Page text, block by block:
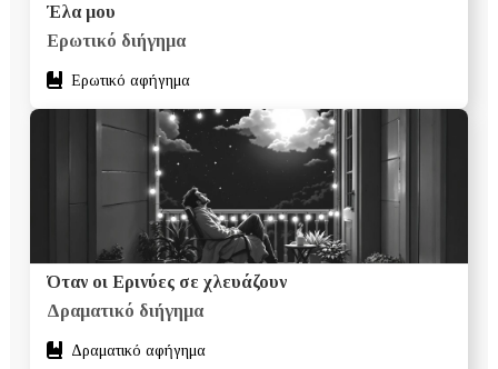
Έλα μου
Ερωτικό διήγημα
Ερωτικό αφήγημα
Όταν οι Ερινύες σε χλευάζουν
Δραματικό διήγημα
Δραματικό αφήγημα